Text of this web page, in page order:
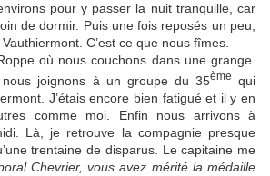
pour y passer la nuit tranquille, car
de dormir. Puis une fois reposés un peu,
C’est ce que nous fîmes.
où nous couchons dans une grange.
joignons à un groupe du 35ème
qui
J’étais encore bien fatigué et il y en
comme moi. Enfin nous arrivons à
Là, je retrouve la compagnie presque
trentaine de disparus. Le capitaine me
Chevrier, vous avez mérité la médaille